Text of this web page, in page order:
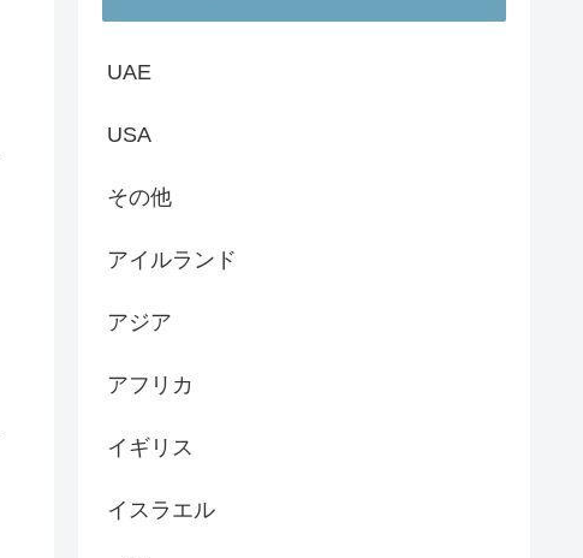
UAE
USA
その他
アイルランド
アジア
アフリカ
イギリス
イスラエル